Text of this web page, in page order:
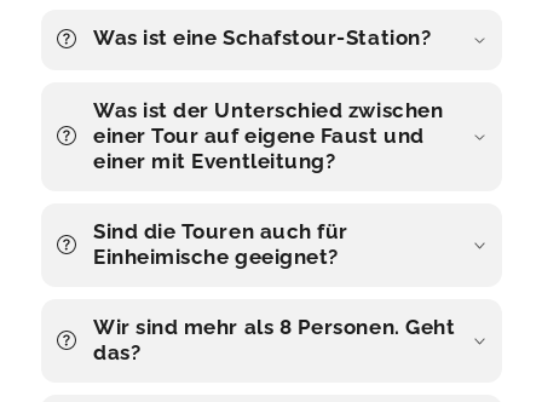
Was ist eine Schafstour-Station?
Was ist der Unterschied zwischen
einer Tour auf eigene Faust und
einer mit Eventleitung?
Sind die Touren auch für
Einheimische geeignet?
Wir sind mehr als 8 Personen. Geht
das?